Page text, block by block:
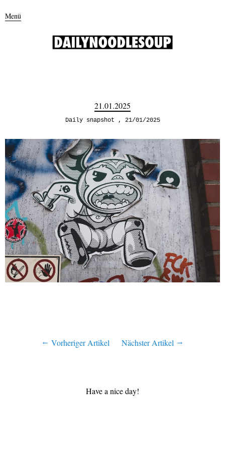
Menü
21.01.2025
Daily snapshot 21/01/2025
Vorheriger Artikel Nächster Artikel
Have a nice day!